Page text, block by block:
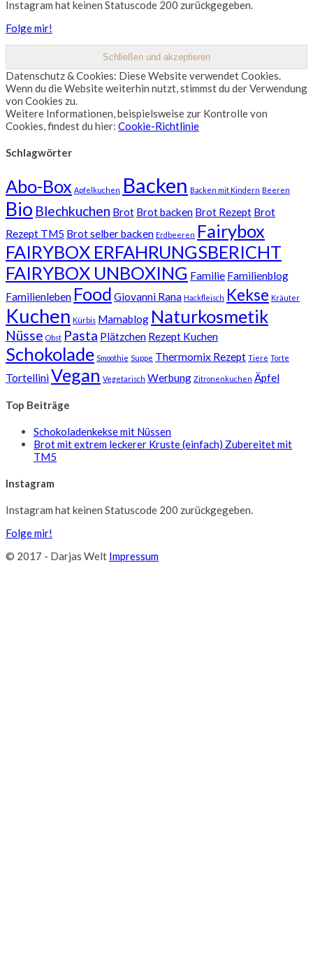
Instagram hat keinen Statuscode 200 zurückgegeben.
Folge mir!
Datenschutz & Cookies: Diese Website verwendet Cookies.
Wenn du die Website weiterhin nutzt, stimmst du der Verwendung
von Cookies zu.
Weitere Informationen, beispielsweise zur Kontrolle von
Cookies, findest du hier: Cookie-Richtlinie
Schlagwörter
Abo-Box Apfelkuchen Backen Backen mit Kindern Beeren
Bio Blechkuchen Brot Brot backen Brot Rezept Brot
Rezept TM5 Brot selber backen Erdbeeren Fairybox
FAIRYBOX ERFAHRUNGSBERICHT
FAIRYBOX UNBOXING Familie Familienblog
Familienleben Food Giovanni Rana Hackfleisch Kekse Kräuter
Kuchen Kürbis Mamablog Naturkosmetik
Nüsse Obst Pasta Plätzchen Rezept Kuchen
Schokolade Smoothie Suppe Thermomix Rezept Tiere Torte
TortelliniVegan Vegetarisch Werbung Zitronenkuchen Äpfel
Top Beiträge
Schokoladenkekse mit Nüssen
Brot mit extrem leckerer Kruste (einfach) Zubereitet mit
TM5
Instagram
Instagram hat keinen Statuscode 200 zurückgegeben.
Folge mir!
© 2017 - Darjas Welt Impressum